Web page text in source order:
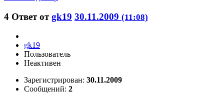
4 Ответ отgk19 30.11.2009 (11:08)
gk19
Пользователь
Неактивен
Зарегистрирован: 30.11.2009
Сообщений: 2